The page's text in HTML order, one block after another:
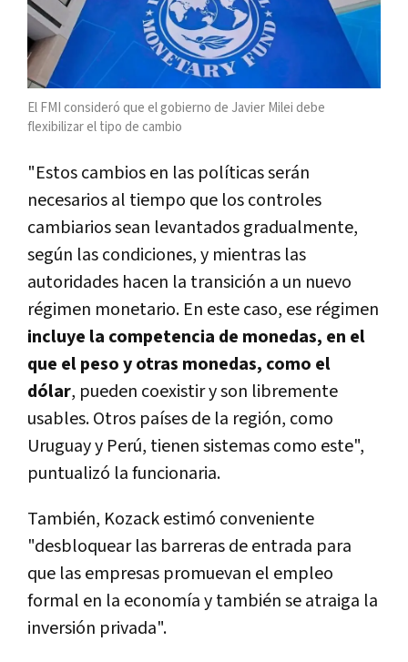
El FMI consideró que el gobierno de Javier Milei debe
flexibilizar el tipo de cambio
"Estos cambios en las políticas serán
necesarios al tiempo que los controles
cambiarios sean levantados gradualmente,
según las condiciones, y mientras las
autoridades hacen la transición a un nuevo
régimen monetario. En este caso, ese régimen
incluye la competencia de monedas, en el
que el peso y otras monedas, como el
dólar, pueden coexistir y son libremente
usables. Otros países de la región, como
Uruguay y Perú, tienen sistemas como este",
puntualizó la funcionaria.
También, Kozack estimó conveniente
"desbloquear las barreras de entrada para
que las empresas promuevan el empleo
formal en la economía y también se atraiga la
inversión privada".